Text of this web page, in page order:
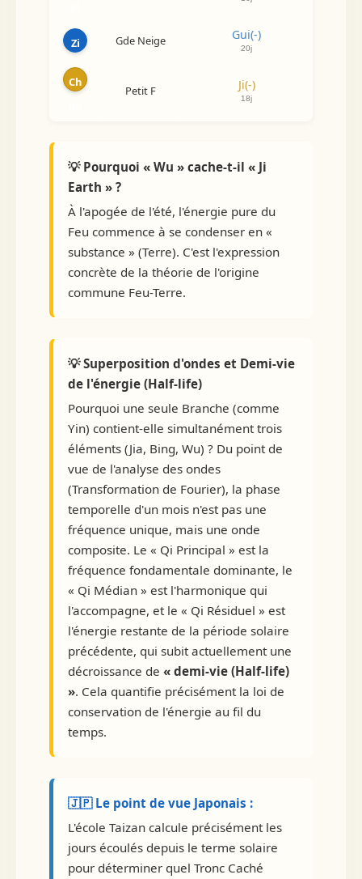
Zi Gde Neige Gui(-)
20j
Ch
Petit F Ji(-)
18j
💡 Pourquoi « Wu » cache-t-il « Ji
Earth » ?
À l'apogée de l'été, l'énergie pure du
Feu commence à se condenser en «
substance » (Terre). C'est l'expression
concrète de la théorie de l'origine
commune Feu-Terre.
💡 Superposition d'ondes et Demi-vie
de l'énergie (Half-life)
Pourquoi une seule Branche (comme
Yin) contient-elle simultanément trois
éléments (Jia, Bing, Wu) ? Du point de
vue de l'analyse des ondes
(Transformation de Fourier), la phase
temporelle d'un mois n'est pas une
fréquence unique, mais une onde
composite. Le « Qi Principal » est la
fréquence fondamentale dominante, le
« Qi Médian » est l'harmonique qui
l'accompagne, et le « Qi Résiduel » est
l'énergie restante de la période solaire
précédente, qui subit actuellement une
décroissance de « demi-vie (Half-life)
». Cela quantifie précisément la loi de
conservation de l'énergie au fil du
temps.
🇯🇵 Le point de vue Japonais :
L'école Taizan calcule précisément les
jours écoulés depuis le terme solaire
pour déterminer quel Tronc Caché